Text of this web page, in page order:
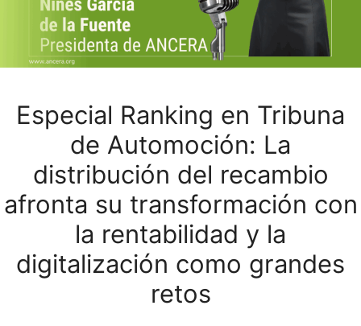
Especial Ranking en Tribuna
de Automoción: La
distribución del recambio
afronta su transformación con
la rentabilidad y la
digitalización como grandes
retos